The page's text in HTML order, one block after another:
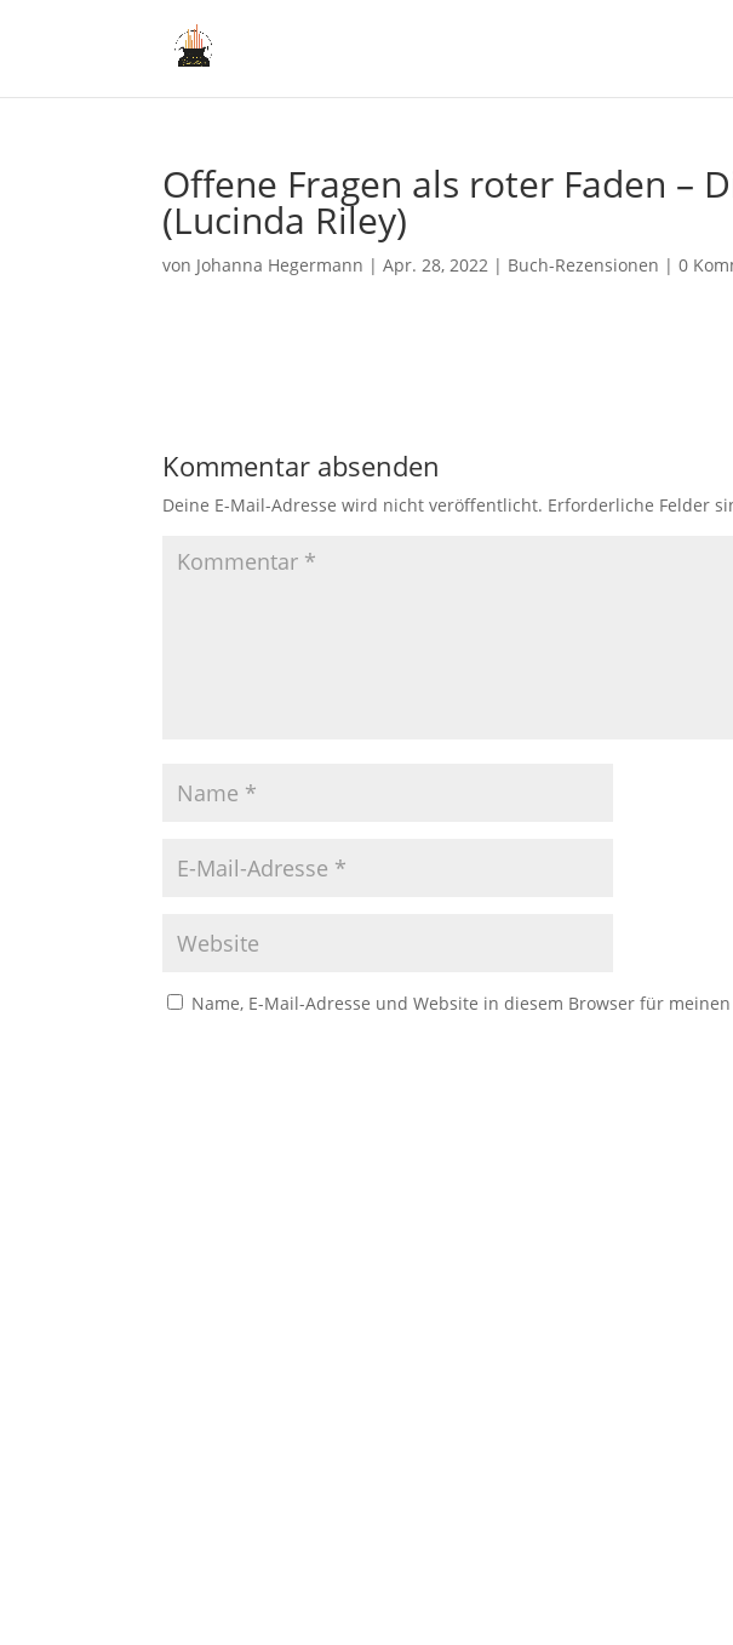
Offene Fragen als roter Faden –
(Lucinda Riley)
von Johanna Hegermann |Apr. 28, 2022 | Buch-Rezensionen |0
Kommentar absenden
Deine E-Mail-Adresse wird nicht veröffentlicht. Erforderliche Felder
Name, E-Mail-Adresse und Website in diesem Browser für